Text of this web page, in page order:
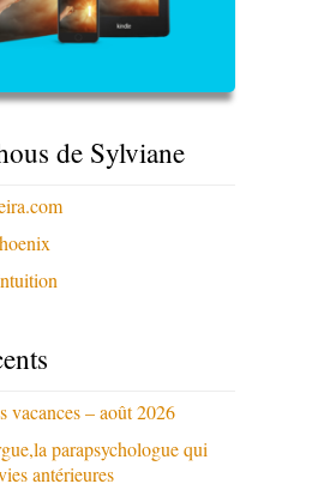
de Sylviane
vacances – août 2026
parapsychologue qui
antérieures